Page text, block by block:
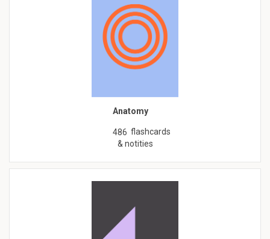
Anatomy
486 flashcards
& notities